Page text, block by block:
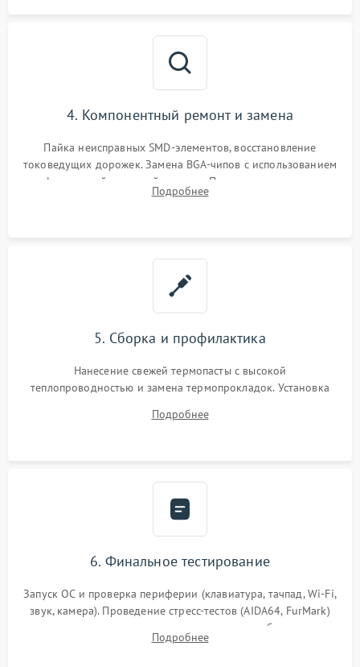
4. Компонентный ремонт и замена
Пайка неисправных SMD-элементов, восстановление
токоведущих дорожек. Замена BGA-чипов с использованием
инфракрасной паяльной станции. Прошивка микросхемы
BIOS или замена поврежденных портов USB
Подробнее
5. Сборка и профилактика
Нанесение свежей термопасты с высокой
теплопроводностью и замена термопрокладок. Установка
шлейфов, модулей памяти и накопителей. Предварительная
Подробнее
6. Финальное тестирование
Запуск ОС и проверка периферии (клавиатура, тачпад, Wi-Fi,
звук, камера). Проведение стресс-тестов (AIDA64, FurMark)
для контроля температурного режима и стабильности
системы под пиковой нагрузкой.
Подробнее